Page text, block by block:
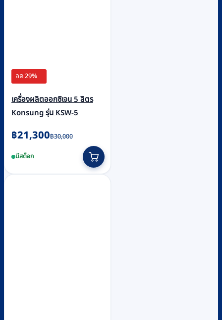
ลด 29%
เครื่องผลิตออกซิเจน 5 ลิตร
Konsung รุ่น KSW-5
฿30,000
Original
was:
฿30,000.
฿21,300
Current
is:
฿21,300.
มีสต็อก